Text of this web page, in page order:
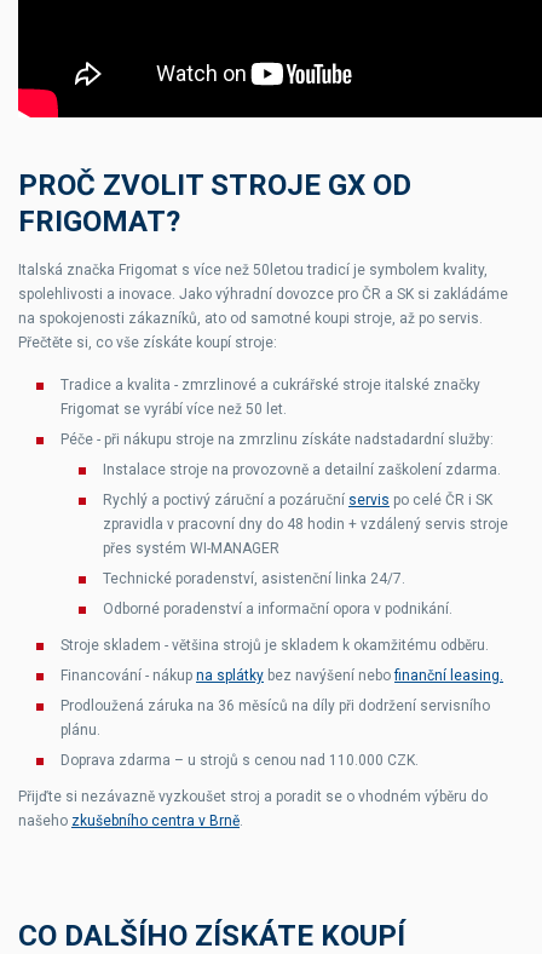
PROČ ZVOLIT STROJE GX OD
FRIGOMAT?
Italská značka Frigomat s více než 50letou tradicí je symbolem kvality,
spolehlivosti a inovace. Jako výhradní dovozce pro ČR a SK si zakládáme
na spokojenosti zákazníků, ato od samotné koupi stroje, až po servis.
Přečtěte si, co vše získáte koupí stroje:
Tradice a kvalita - zmrzlinové a cukrářské stroje italské značky
Frigomat se vyrábí více než 50 let.
Péče - při nákupu stroje na zmrzlinu získáte nadstadardní služby:
Instalace stroje na provozovně a detailní zaškolení zdarma.
Rychlý a poctivý záruční a pozáruční servis po celé ČR i SK
zpravidla v pracovní dny do 48 hodin + vzdálený servis stroje
přes systém WI-MANAGER
Technické poradenství, asistenční linka 24/7.
Odborné poradenství a informační opora v podnikání.
Stroje skladem - většina strojů je skladem k okamžitému odběru.
Financování - nákup na splátky bez navýšení nebofinanční leasing.
Prodloužená záruka na 36 měsíců na díly při dodržení servisního
plánu.
Doprava zdarma – u strojů s cenou nad 110.000 CZK.
Přijďte si nezávazně vyzkoušet stroj a poradit se o vhodném výběru do
našeho zkušebního centra v Brně
CO DALŠÍHO ZÍSKÁTE KOUPÍ